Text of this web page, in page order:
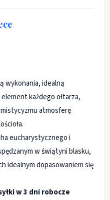
wykonania, idealną
każdego ołtarza,
atmosferę
eucharystycznego i
w świątyni blasku,
idealnym dopasowaniem się
w 3 dni robocze